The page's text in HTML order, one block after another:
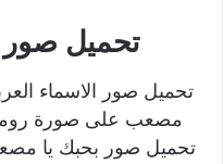
تحميل
تحميل صور الاسماء
مصعب على صورة
تحميل صور بحبك يا